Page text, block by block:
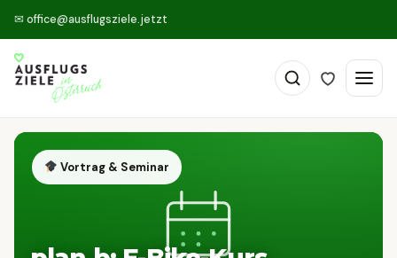
✉ office@ausflugsziele.jetzt
Vortrag & Seminar